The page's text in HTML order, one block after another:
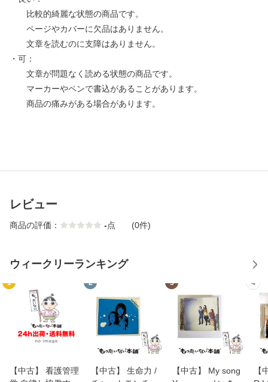
比較的綺麗な状態の商品です。
ページやカバーに欠品はありません。
文章を読むのに支障はありません。
・可：
文章が問題なく読める状態の商品です。
マーカーやペンで書込があることがあります。
商品の痛みがある場合があります。
レビュー
商品の評価： -点 (0件)
ウィークリーランキング
1
【中古】 看護管理
2
【中古】 生命力 /
3
【中古】 My song
4
【